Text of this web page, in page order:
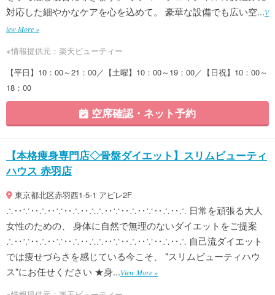
対応した細やかなケアを心を込めて。 豪華な設備でも広い空...V
iew More »
※情報提供元：楽天ビューティー
【平日】10：00～21：00／【土曜】10：00～19：00／【日祝】10：00～
18：00
空席確認・ネット予約
【本格痩身専門店◇骨盤ダイエット】スリムビューティ
ハウス 赤羽店
東京都北区赤羽西1-5-1 アピレ2F
∴‥∵‥∴‥∵‥∴‥∴∴‥∵‥∴‥∵‥∴‥∴ 日常を頑張る大人
女性のための、 身体に自然で無理のないダイエットをご提案
∴‥∵‥∴‥∵‥∴‥∴∴‥∵‥∴‥∵‥∴‥∴ 自己流ダイエット
では痩せづらさを感じている今こそ、 "スリムビューティハウ
ス"にお任せください ★身...View More »